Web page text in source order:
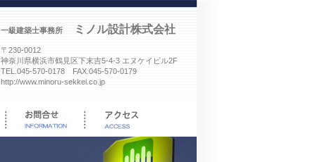
一級建築士事務所 ミノル設計株式会社
〒230-0012
神奈川県横浜市鶴見区下末吉5-4-3 エヌケイビル2F
TEL.045-570-0178 FAX.045-570-0179
http://www.minoru-sekkei.co.jp